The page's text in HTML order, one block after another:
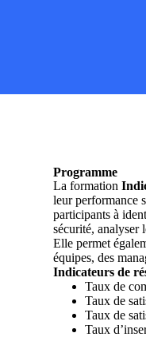
Programme
La formation
leur performance
participants à
sécurité, analyser
Elle permet
équipes, des
Indicateurs de
Taux de
Taux de
Taux de
Taux